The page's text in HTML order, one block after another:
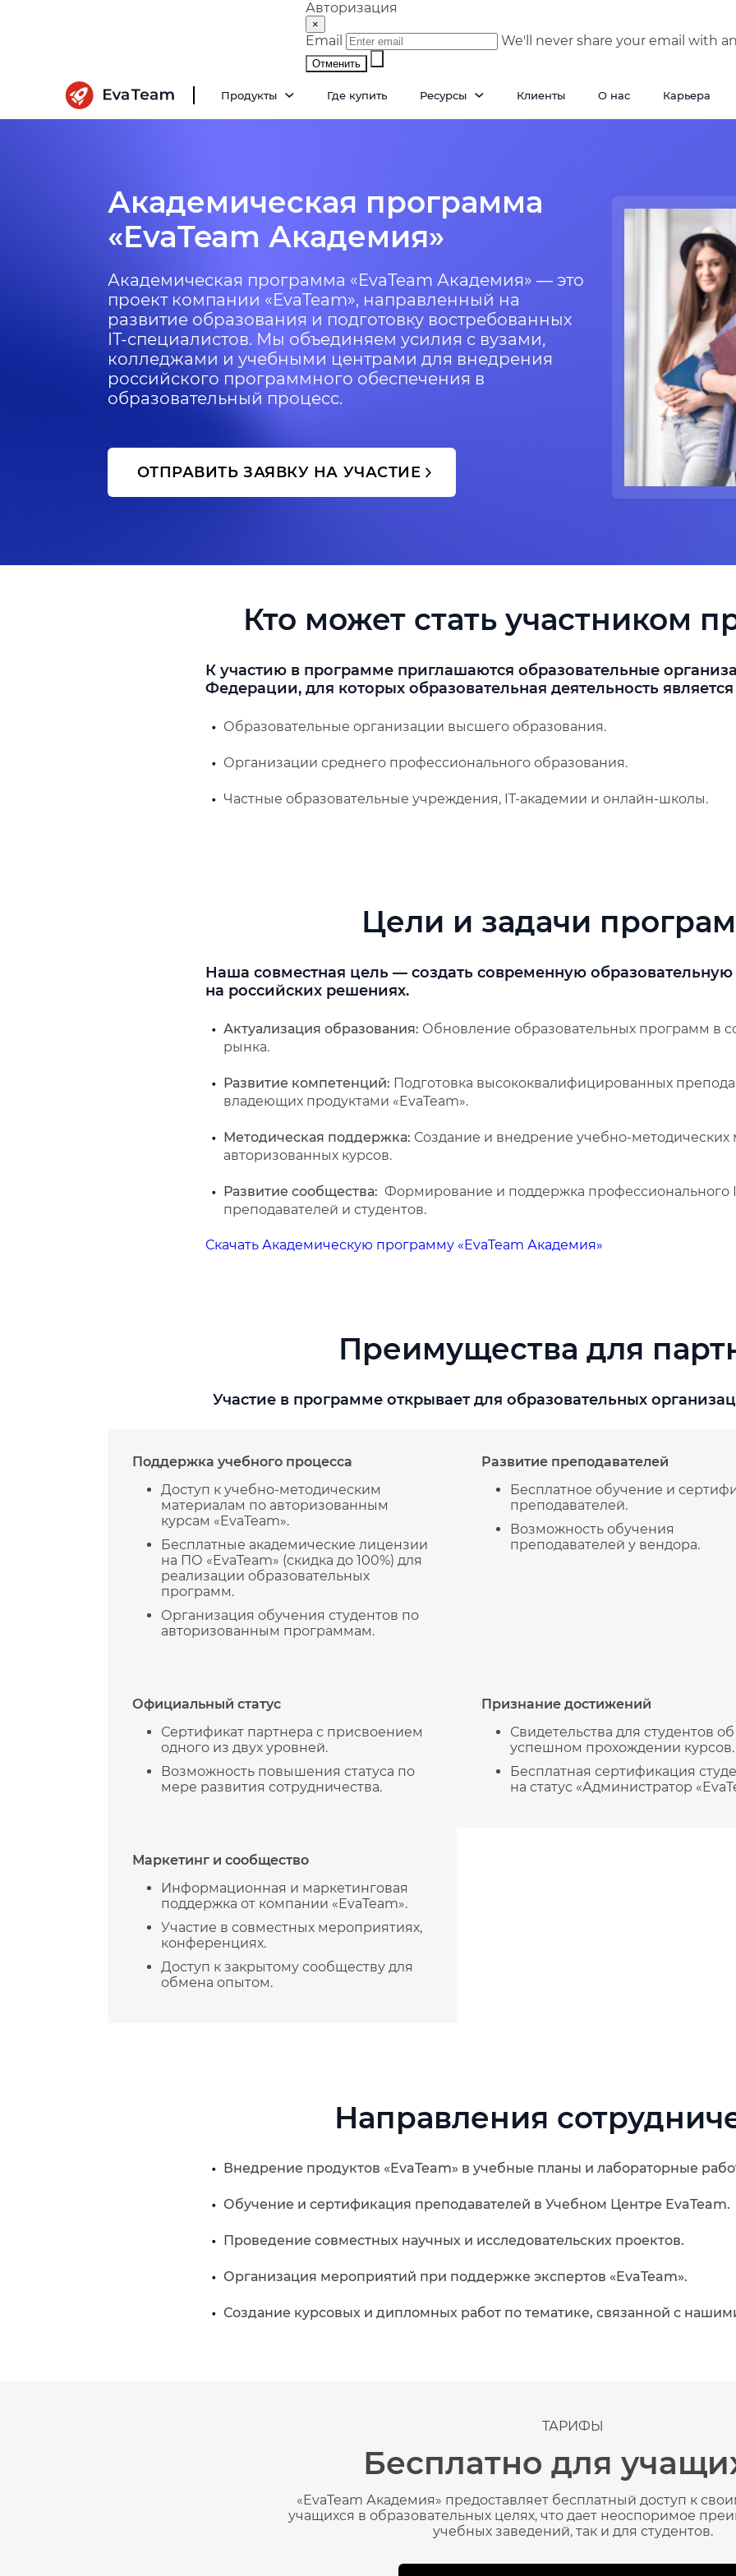
Авторизация
×
Email We'll never share your email with
Отменить
Продукты Где купить Ресурсы Клиенты О нас Карьера
Академическая программа
«EvaTeam Академия»
Академическая программа «EvaTeam Академия» — это
проект компании «EvaTeam», направленный на
развитие образования и подготовку востребованных
IT-специалистов. Мы объединяем усилия с вузами,
колледжами и учебными центрами для внедрения
российского программного обеспечения в
образовательный процесс.
ОТПРАВИТЬ ЗАЯВКУ НА УЧАСТИЕ
Кто может стать участником
К участию в программе приглашаются образовательные
Федерации, для которых образовательная деятельность
Образовательные организации высшего образования.
Организации среднего профессионального образования.
Частные образовательные учреждения, IT-академии и онлайн-школы.
Цели и задачи
Наша совместная цель — создать современную
на российских решениях.
Актуализация образования: Обновление образовательных программ в
рынка.
Развитие компетенций: Подготовка высококвалифицированных
владеющих продуктами «EvaTeam».
Методическая поддержка: Создание и внедрение учебно-методических
авторизованных курсов.
Развитие сообщества: Формирование и поддержка профессионального
преподавателей и студентов.
Скачать Академическую программу «EvaTeam Академия»
Преимущества для
Участие в программе открывает для образовательных
Поддержка учебного процесса
Доступ к учебно-методическим
материалам по авторизованным
курсам «EvaTeam».
Бесплатные академические лицензии
на ПО «EvaTeam» (скидка до 100%) для
реализации образовательных
программ.
Организация обучения студентов по
авторизованным программам.
Развитие преподавателей
Бесплатное обучение и
преподавателей.
Возможность обучения
преподавателей у вендора.
Официальный статус
Сертификат партнера с присвоением
одного из двух уровней.
Возможность повышения статуса по
мере развития сотрудничества.
Признание достижений
Свидетельства для студентов об
успешном прохождении курсов.
Бесплатная сертификация
на статус «Администратор
Маркетинг и сообщество
Информационная и маркетинговая
поддержка от компании «EvaTeam».
Участие в совместных мероприятиях,
конференциях.
Доступ к закрытому сообществу для
обмена опытом.
Направления
Внедрение продуктов «EvaTeam» в учебные планы и лабораторные
Обучение и сертификация преподавателей в Учебном Центре EvaTeam.
Проведение совместных научных и исследовательских проектов.
Организация мероприятий при поддержке экспертов «EvaTeam».
Создание курсовых и дипломных работ по тематике, связанной с
ТАРИФЫ
Бесплатно для
«EvaTeam Академия» предоставляет бесплатный доступ к
учащихся в образовательных целях, что дает неоспоримое
учебных заведений, так и для студентов.